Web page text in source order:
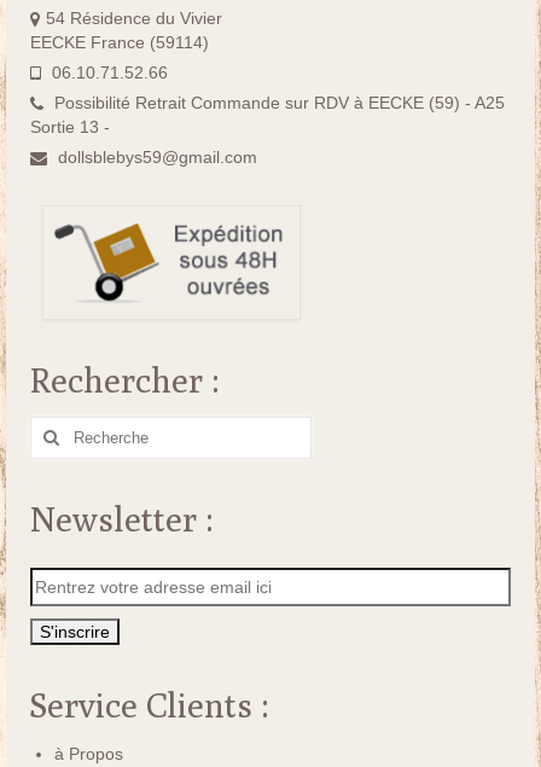
54 Résidence du Vivier
EECKE France (59114)
06.10.71.52.66
Possibilité Retrait Commande sur RDV à EECKE (59) - A25
Sortie 13 -
dollsblebys59@gmail.com
Rechercher :
Rechercher
Newsletter :
Service Clients :
à Propos